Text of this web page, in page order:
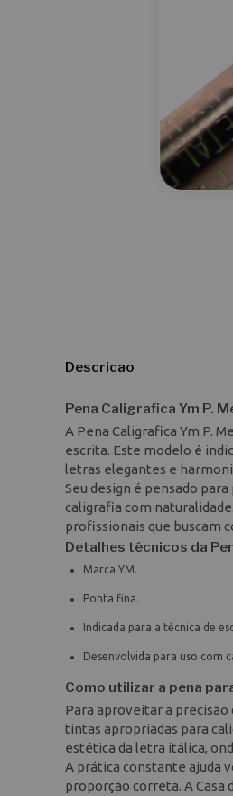
Descricao
Pena Caligrafica Ym P.
A Pena Caligrafica Ym P.
escrita. Este modelo é
letras elegantes e
Seu design é pensado
caligrafia com
profissionais que buscam
Detalhes técnicos da
Marca YM.
Ponta fina.
Indicada para a técnica de
Desenvolvida para uso com
Como utilizar a pena
Para aproveitar a precisão
tintas apropriadas para
estética da letra itálica,
A prática constante ajuda
proporção correta. A Casa